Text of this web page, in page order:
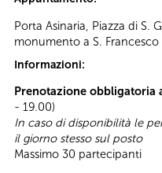
Porta Asinaria, Piazza di S.
monumento a S. Francesco
Informazioni:
Prenotazione obbligatoria
- 19.00)
In caso di disponibilità le
il giorno stesso sul posto
Massimo 30 partecipanti